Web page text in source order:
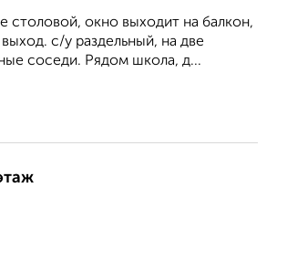
столовой, окно выходит на балкон,
с/у раздельный, на две
соседи. Рядом школа, д...